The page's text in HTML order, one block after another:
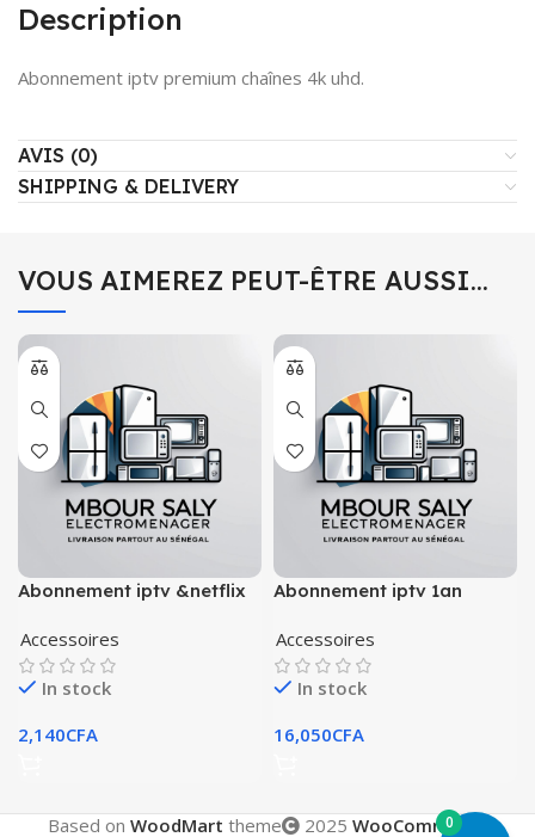
Description
Abonnement iptv premium chaînes 4k uhd.
AVIS (0)
SHIPPING & DELIVERY
VOUS AIMEREZ PEUT-ÊTRE AUSSI…
Abonnement iptv &netflix
Accessoires
In stock
2,140CFA
Abonnement iptv 1an
Accessoires
In stock
16,050CFA
Based on WoodMart theme 2025 WooCommerce
0